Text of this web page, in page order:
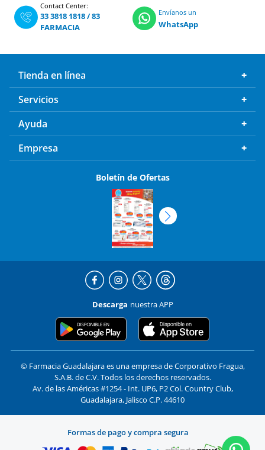
Contact Center:
33 3818 1818/83
FARMACIA
Envíanos un
WhatsApp
Tienda en línea
Servicios
Ayuda
Empresa
Boletín de Ofertas
Descarga nuestra APP
© Farmacia Guadalajara es una empresa de Corporativo Fragua,
S.A.B. de C.V. Todos los derechos reservados.
Av. de las Américas #1254 - Int. UP6, P2 Col. Country Club,
Guadalajara, Jalisco C.P. 44610
Formas de pago y compra segura